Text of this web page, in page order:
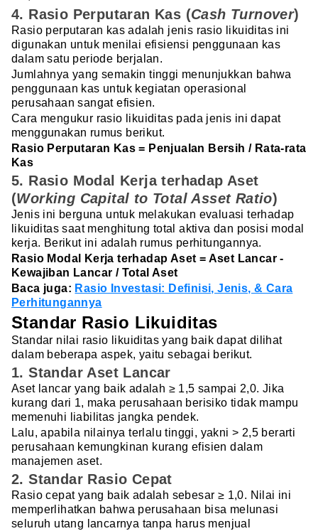
4. Rasio Perputaran Kas (Cash Turnover)
Rasio perputaran kas adalah jenis rasio likuiditas ini
digunakan untuk menilai efisiensi penggunaan kas
dalam satu periode berjalan.
Jumlahnya yang semakin tinggi menunjukkan bahwa
penggunaan kas untuk kegiatan operasional
perusahaan sangat efisien.
Cara mengukur rasio likuiditas pada jenis ini dapat
menggunakan rumus berikut.
Rasio Perputaran Kas = Penjualan Bersih / Rata-rata
Kas
5. Rasio Modal Kerja terhadap Aset
(Working Capital to Total Asset Ratio)
Jenis ini berguna untuk melakukan evaluasi terhadap
likuiditas saat menghitung total aktiva dan posisi modal
kerja. Berikut ini adalah rumus perhitungannya.
Rasio Modal Kerja terhadap Aset = Aset Lancar -
Kewajiban Lancar / Total Aset
Baca juga: Rasio Investasi: Definisi, Jenis, & Cara
Perhitungannya
Standar Rasio Likuiditas
Standar nilai rasio likuiditas yang baik dapat dilihat
dalam beberapa aspek, yaitu sebagai berikut.
1. Standar Aset Lancar
Aset lancar yang baik adalah ≥ 1,5 sampai 2,0. Jika
kurang dari 1, maka perusahaan berisiko tidak mampu
memenuhi liabilitas jangka pendek.
Lalu, apabila nilainya terlalu tinggi, yakni > 2,5 berarti
perusahaan kemungkinan kurang efisien dalam
manajemen aset.
2. Standar Rasio Cepat
Rasio cepat yang baik adalah sebesar ≥ 1,0. Nilai ini
memperlihatkan bahwa perusahaan bisa melunasi
seluruh utang lancarnya tanpa harus menjual